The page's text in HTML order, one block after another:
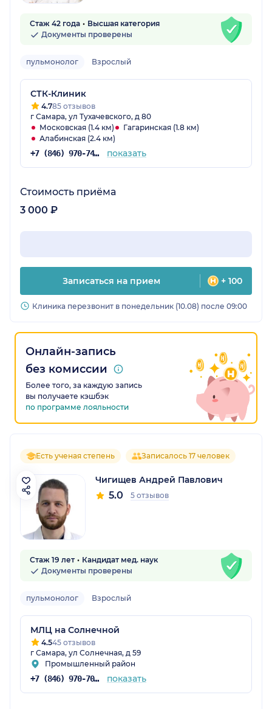
Стаж 42 года
Высшая категория
Документы проверены
пульмонолог Взрослый
СТК-Клиник
4.785 отзывов
г Самара, ул Тухачевского, д 80
Московская (1.4 км)
Гагаринская (1.8 км)
Алабинская (2.4 км)
+7 (846) 970-74-25 показать
Стоимость приёма
3 000 ₽
Записаться на прием + 100
Клиника перезвонит в понедельник (10.08) после 09:00
Онлайн-запись
без комиссии
Более того, за каждую запись
вы получаете кэшбэк
по программе лояльности
Есть ученая степень Записалось 17 человек
Чигищев Андрей Павлович
5.0 5 отзывов
Стаж 19 лет
Кандидат мед. наук
Документы проверены
пульмонолог Взрослый
МЛЦ на Солнечной
4.545 отзывов
г Самара, ул Солнечная, д 59
Промышленный район
+7 (846) 970-70-83 показать